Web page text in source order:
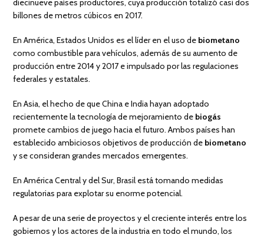
diecinueve países productores, cuya producción totalizó casi dos
billones de metros cúbicos en 2017.
En América, Estados Unidos es el líder en el uso de biometano
como combustible para vehículos, además de su aumento de
producción entre 2014 y 2017 e impulsado por las regulaciones
federales y estatales.
En Asia, el hecho de que China e India hayan adoptado
recientemente la tecnología de mejoramiento de biogás
promete cambios de juego hacia el futuro. Ambos países han
establecido ambiciosos objetivos de producción de biometano
y se consideran grandes mercados emergentes.
En América Central y del Sur, Brasil está tomando medidas
regulatorias para explotar su enorme potencial.
A pesar de una serie de proyectos y el creciente interés entre los
gobiernos y los actores de la industria en todo el mundo, los